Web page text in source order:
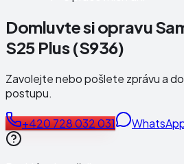
Domluvte si opravu
S25 Plus (S936)
Zavolejte nebo pošlete zprávu a
postupu.
+420 728 032 031